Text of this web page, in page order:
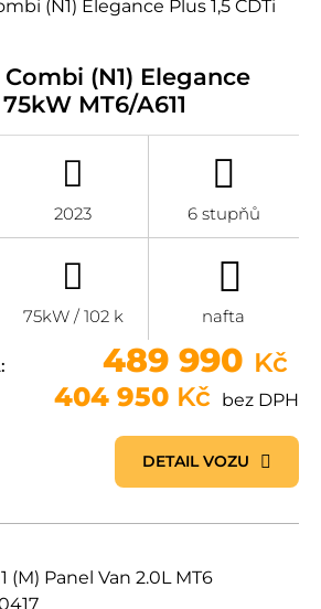
(N1) Elegance
MT6/A611
2023 6 stupňů
75kW / 102 k nafta
489 990 Kč
404 950 Kč bez DPH
DETAIL VOZU